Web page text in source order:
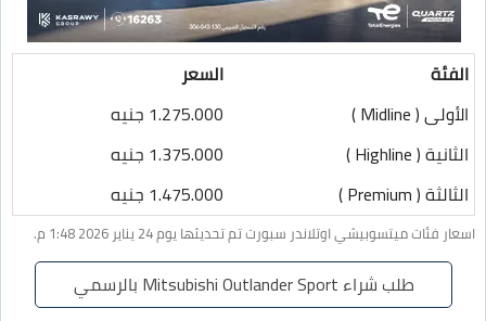
الفئة
السعر
الأولى ( Midline )
1.275.000 جنيه
الثانية ( Highline )
1.375.000 جنيه
الثالثة ( Premium )
1.475.000 جنيه
اسعار فئات ميتسوبيشي اوتلاندر سبورت تم تحديثها يوم 24 يناير 2026 1:48 م.
طلب شراء Mitsubishi Outlander Sport بالرسمي